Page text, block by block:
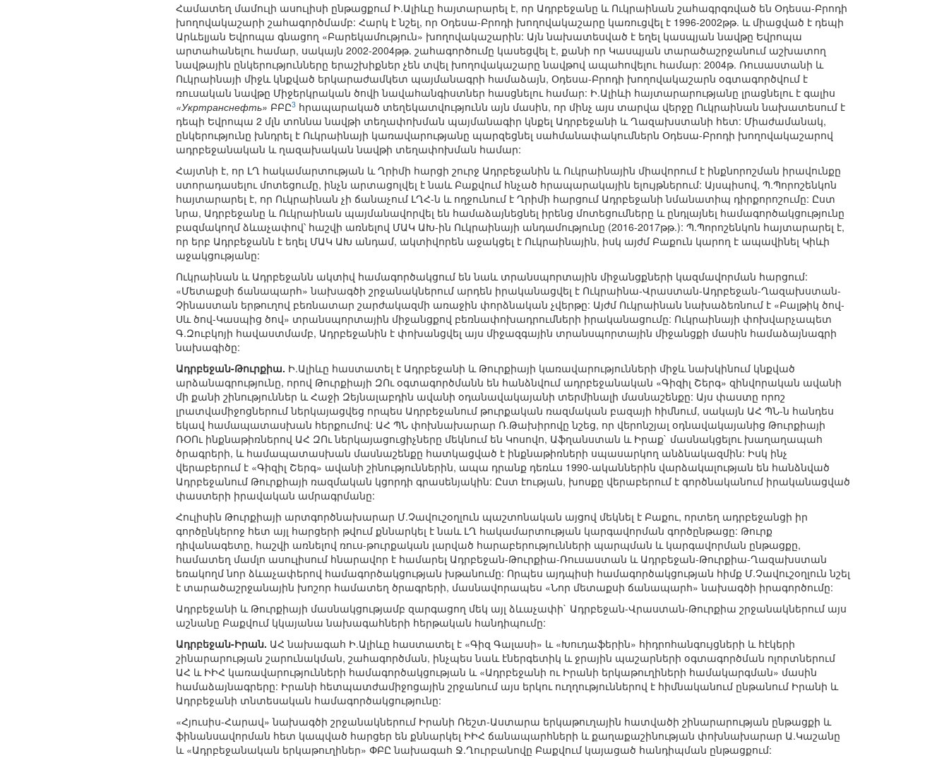
Համատեղ մամուլի ասուլիսի ընթացքում Ի.Ալիևը հայտարարել է, որ Ադրբեջանը և Ուկրաինան շահագրգռված են Օդեսա-Բրոդի
խողովակաշարի շահագործմամբ: Հարկ է նշել, որ Օդեսա-Բրոդի խողովակաշարը կառուցվել է 1996-2002թթ. և միացված է դեպի
Արևելյան Եվրոպա գնացող «Բարեկամություն» խողովակաշարին: Այն նախատեսված է եղել կասպյան նավթը Եվրոպա
արտահանելու համար, սակայն 2002-2004թթ. շահագործումը կասեցվել է, քանի որ Կասպյան տարածաշրջանում աշխատող
նավթային ընկերությունները երաշխիքներ չեն տվել խողովակաշարը նավթով ապահովելու համար: 2004թ. Ռուսաստանի և
Ուկրաինայի միջև կնքված երկարաժամկետ պայմանագրի համաձայն, Օդեսա-Բրոդի խողովակաշարն օգտագործվում է
ռուսական նավթը Միջերկրական ծովի նավահանգիստներ հասցնելու համար: Ի.Ալիևի հայտարարությանը լրացնելու է գալիս
«Укртранснефть» ԲԲԸ3 հրապարակած տեղեկատվությունն այն մասին, որ մինչ այս տարվա վերջը Ուկրաինան նախատեսում է
դեպի Եվրոպա 2 մլն տոննա նավթի տեղափոխման պայմանագիր կնքել Ադրբեջանի և Ղազախստանի հետ: Միաժամանակ,
ընկերությունը խնդրել է Ուկրաինայի կառավարությանը պարզեցնել սահմանափակումներն Օդեսա-Բրոդի խողովակաշարով
ադրբեջանական և ղազախական նավթի տեղափոխման համար:
Հայտնի է, որ ԼՂ հակամարտության և Ղրիմի հարցի շուրջ Ադրբեջանին և Ուկրաինային միավորում է ինքնորոշման իրավունքը
ստորադասելու մոտեցումը, ինչն արտացոլվել է նաև Բաքվում հնչած հրապարակային ելույթներում: Այսպիսով, Պ.Պորոշենկոն
հայտարարել է, որ Ուկրաինան չի ճանաչում ԼՂՀ-ն և ողջունում է Ղրիմի հարցում Ադրբեջանի նմանատիպ դիրքորոշումը: Ըստ
նրա, Ադրբեջանը և Ուկրաինան պայմանավորվել են համաձայնեցնել իրենց մոտեցումները և ընդլայնել համագործակցությունը
բազմակողմ ձևաչափով՝ հաշվի առնելով ՄԱԿ ԱԽ-ին Ուկրաինայի անդամությունը (2016-2017թթ.): Պ.Պորոշենկոն հայտարարել է,
որ երբ Ադրբեջանն է եղել ՄԱԿ ԱԽ անդամ, ակտիվորեն աջակցել է Ուկրաինային, իսկ այժմ Բաքուն կարող է ապավինել Կիևի
աջակցությանը:
Ուկրաինան և Ադրբեջանն ակտիվ համագործակցում են նաև տրանսպորտային միջանցքների կազմավորման հարցում:
«Մետաքսի ճանապարհ» նախագծի շրջանակներում արդեն իրականացվել է Ուկրաինա-Վրաստան-Ադրբեջան-Ղազախստան-
Չինաստան երթուղով բեռնատար շարժակազմի առաջին փորձնական չվերթը: Այժմ Ուկրաինան նախաձեռնում է «Բալթիկ ծով-
Սև ծով-Կասպից ծով» տրանսպորտային միջանցքով բեռնափոխադրումների իրականացումը: Ուկրաինայի փոխվարչապետ
Գ.Զուբկոյի հավաստմամբ, Ադրբեջանին է փոխանցվել այս միջազգային տրանսպորտային միջանցքի մասին համաձայնագրի
նախագիծը:
Ադրբեջան-Թուրքիա. Ի.Ալիևը հաստատել է Ադրբեջանի և Թուրքիայի կառավարությունների միջև նախկինում կնքված
արձանագրությունը, որով Թուրքիայի ԶՈւ օգտագործմանն են հանձնվում ադրբեջանական «Գիզիլ Շերգ» զինվորական ավանի
մի քանի շինություններ և Հաջի Զեյնալաբդին ավանի օդանավակայանի տերմինալի մասնաշենքը: Այս փաստը որոշ
լրատվամիջոցներում ներկայացվեց որպես Ադրբեջանում թուրքական ռազմական բազայի հիմնում, սակայն ԱՀ ՊՆ-ն հանդես
եկավ համապատասխան հերքումով: ԱՀ ՊՆ փոխնախարար Ռ.Թախիրովը նշեց, որ վերոնշյալ օդնավակայանից Թուրքիայի
ՌՕՈւ ինքնաթիռներով ԱՀ ԶՈւ ներկայացուցիչները մեկնում են Կոսովո, Աֆղանստան և Իրաք` մասնակցելու խաղաղապահ
ծրագրերի, և համապատասխան մասնաշենքը հատկացված է ինքնաթիռների սպասարկող անձնակազմին: Իսկ ինչ
վերաբերում է «Գիզիլ Շերգ» ավանի շինություններին, ապա դրանք դեռևս 1990-ականներին վարձակալության են հանձնված
Ադրբեջանում Թուրքիայի ռազմական կցորդի գրասենյակին: Ըստ էության, խոսքը վերաբերում է գործնականում իրականացված
փաստերի իրավական ամրագրմանը:
Հուլիսին Թուրքիայի արտգործնախարար Մ.Չավուշօղլուն պաշտոնական այցով մեկնել է Բաքու, որտեղ ադրբեջանցի իր
գործընկերոջ հետ այլ հարցերի թվում քննարկել է նաև ԼՂ հակամարտության կարգավորման գործընթացը: Թուրք
դիվանագետը, հաշվի առնելով ռուս-թուրքական լարված հարաբերությունների պարպման և կարգավորման ընթացքը,
համատեղ մամլո ասուլիսում հնարավոր է համարել Ադրբեջան-Թուրքիա-Ռուսաստան և Ադրբեջան-Թուրքիա-Ղազախստան
եռակողմ նոր ձևաչափերով համագործակցության խթանումը: Որպես այդպիսի համագործակցության հիմք Մ.Չավուշօղլուն նշել
է տարածաշրջանային խոշոր համատեղ ծրագրերի, մասնավորապես «Նոր մետաքսի ճանապարհ» նախագծի իրագործումը:
Ադրբեջանի և Թուրքիայի մասնակցությամբ զարգացող մեկ այլ ձևաչափի` Ադրբեջան-Վրաստան-Թուրքիա շրջանակներում այս
աշնանը Բաքվում կկայանա նախագահների հերթական հանդիպումը:
Ադրբեջան-Իրան. ԱՀ նախագահ Ի.Ալիևը հաստատել է «Գիզ Գալասի» և «Խուդաֆերին» հիդրոհանգույցների և հէկերի
շինարարության շարունակման, շահագործման, ինչպես նաև էներգետիկ և ջրային պաշարների օգտագործման ոլորտներում
ԱՀ և ԻԻՀ կառավարությունների համագործակցության և «Ադրբեջանի ու Իրանի երկաթուղիների համակարգման» մասին
համաձայնագրերը: Իրանի հետպատժամիջոցային շրջանում այս երկու ուղղություններով է հիմնականում ընթանում Իրանի և
Ադրբեջանի տնտեսական համագործակցությունը:
«Հյուսիս-Հարավ» նախագծի շրջանակներում Իրանի Ռեշտ-Աստարա երկաթուղային հատվածի շինարարության ընթացքի և
ֆինանսավորման հետ կապված հարցեր են քննարկել ԻԻՀ ճանապարհների և քաղաքաշինության փոխնախարար Ա.Կաշանը
և «Ադրբեջանական երկաթուղիներ» ՓԲԸ նախագահ Ջ.Ղուրբանովը Բաքվում կայացած հանդիպման ընթացքում: